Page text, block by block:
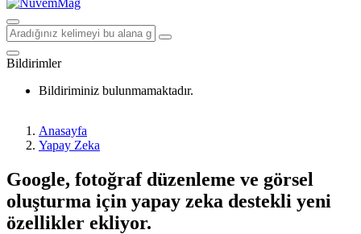
Bildirimler
Bildiriminiz bulunmamaktadır.
Anasayfa
Yapay Zeka
Google, fotoğraf düzenleme ve görsel
oluşturma için yapay zeka destekli yeni
özellikler ekliyor.